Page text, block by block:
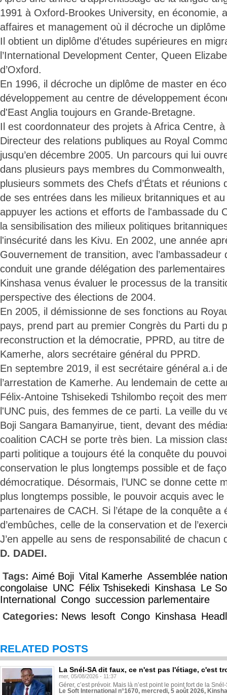
1991 à Oxford-Brookes University, en économie,
affaires et management où il décroche un
Il obtient un diplôme d’études supérieures en
l’International Development Center, Queen
d’Oxford.
En 1996, il décroche un diplôme de master en
développement au centre de développement
d'East Anglia toujours en Grande-Bretagne.
Il est coordonnateur des projets à Africa Centre,
Directeur des relations publiques au Royal
jusqu’en décembre 2005. Un parcours qui lui
dans plusieurs pays membres du
plusieurs sommets des Chefs d’États et réunions
de ses entrées dans les milieux britanniques et
appuyer les actions et efforts de l'ambassade du
la sensibilisation des milieux politiques
l'insécurité dans les Kivu. En 2002, une année
Gouvernement de transition, avec l’ambassadeur
conduit une grande délégation des
Kinshasa venus évaluer le processus de la
perspective des élections de 2004.
En 2005, il démissionne de ses fonctions au
pays, prend part au premier Congrès du Parti du
reconstruction et la démocratie, PPRD, au titre
Kamerhe, alors secrétaire général du PPRD.
En septembre 2019, il est secrétaire général a.i
l’arrestation de Kamerhe. Au lendemain de cette
Félix-Antoine Tshisekedi Tshilombo reçoit des
l'UNC puis, des femmes de ce parti. La veille du
Boji Sangara Bamanyirue, tient, devant des
coalition CACH se porte très bien. La mission
parti politique a toujours été la conquête du
conservation le plus longtemps possible et de
démocratique. Désormais, l’UNC se donne cette
plus longtemps possible, le pouvoir acquis avec
partenaires de CACH. Si l’étape de la conquête a
d’embûches, celle de la conservation et de
J’en appelle au sens de responsabilité de chacun
D. DADEI.
Tags: Aimé Boji Vital Kamerhe Assemblée
congolaise UNC Félix Tshisekedi Kinshasa Le
International
Congo succession parlementaire
Categories: News lesoft Congo Kinshasa
RELATED POSTS
La Snél-SA dit faux, ce n'est pas l'étiage, c'est
mer, 05/08/2026 - 11:37
Gérer, c’est prévoir. Mais là n’est point le point fort de la
Le Soft International n°1670, mercredi, 5 août 2026,